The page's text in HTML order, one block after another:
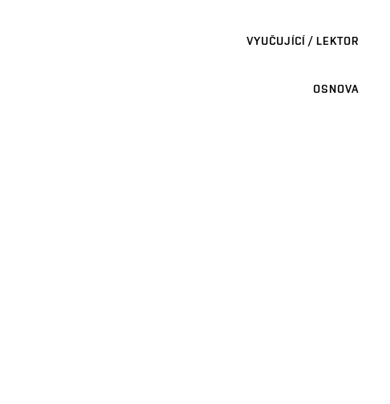
VYUČUJÍCÍ / LEKTOR
OSNOVA